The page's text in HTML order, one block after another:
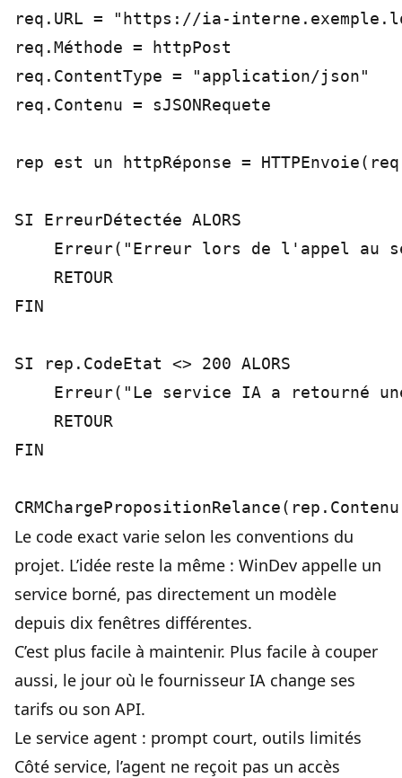
req.URL = "https://ia-
req.Méthode = httpPost
req.ContentType = "application/json"
req.Contenu = sJSONRequete
rep est un httpRéponse =
SI ErreurDétectée ALORS
Erreur("Erreur lors de l'appel au
    RETOUR
FIN
SI rep.CodeEtat <> 200 ALORS
Erreur("Le service IA a retourné
    RETOUR
FIN
Le code exact varie selon les conventions du
projet. L’idée reste la même : WinDev appelle un
service borné, pas directement un modèle
depuis dix fenêtres différentes.
C’est plus facile à maintenir. Plus facile à couper
aussi, le jour où le fournisseur IA change ses
tarifs ou son API.
Le service agent : prompt court, outils limités
Côté service, l’agent ne reçoit pas un accès